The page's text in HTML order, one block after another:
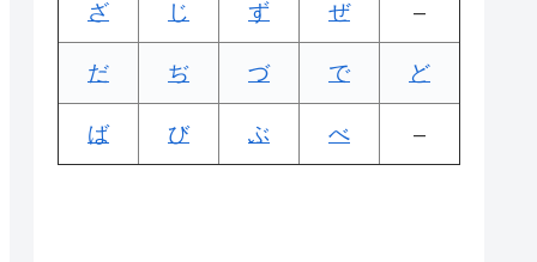
ざ じ ず ぜ –
だ ぢ づ で ど
ば び ぶ べ –